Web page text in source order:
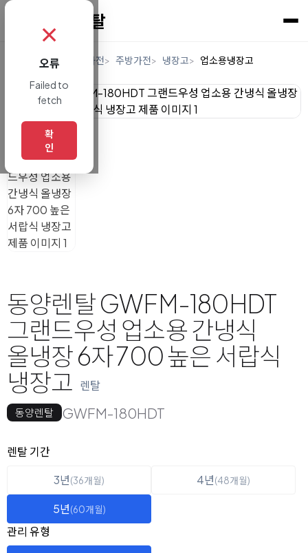
렌탈 디지털/가전 주방가전 냉장고 업소용냉장고
동양렌탈 GWFM-180HDT
그랜드우성 업소용 간냉식
올냉장 6자 700 높은 서랍식
냉장고 렌탈
동양렌탈 GWFM-180HDT
옵션 선택
렌탈 선택
렌탈 기간
3년(36개월) 4년(48개월)
5년(60개월)
관리 유형
✗
오류
Failed to
fetch
확
인